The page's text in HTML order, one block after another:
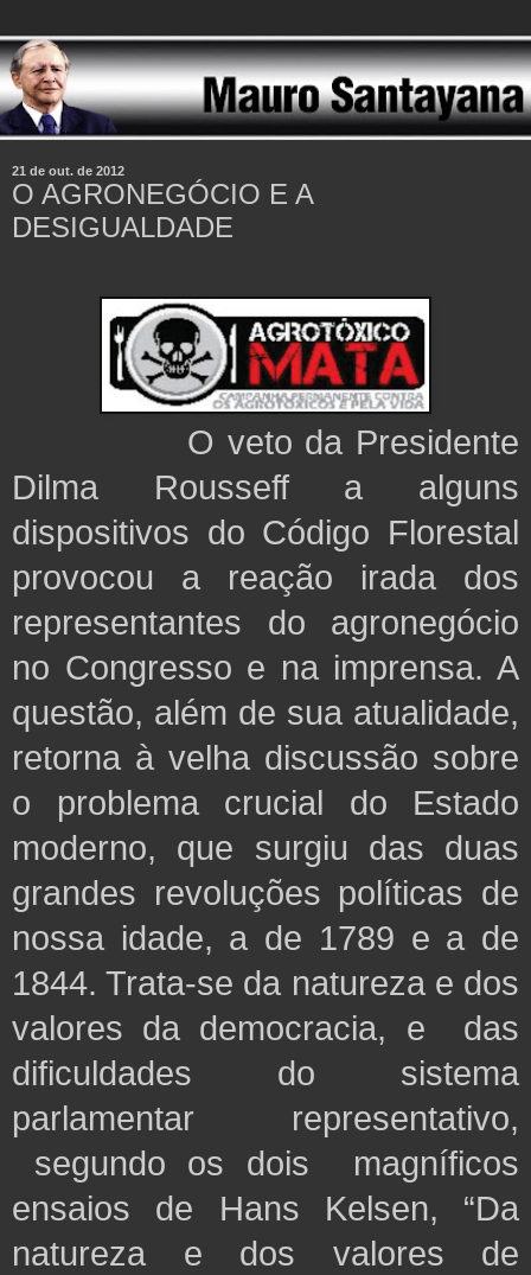
21 de out. de 2012
O AGRONEGÓCIO E A
DESIGUALDADE
O veto da Presidente
Dilma Rousseff a alguns
dispositivos do Código Florestal
provocou a reação irada dos
representantes do agronegócio
no Congresso e na imprensa. A
questão, além de sua atualidade,
retorna à velha discussão sobre
o problema crucial do Estado
moderno, que surgiu das duas
grandes revoluções políticas de
nossa idade, a de 1789 e a de
1844. Trata-se da natureza e dos
valores da democracia, e das
dificuldades do sistema
parlamentar representativo,
segundo os dois magníficos
ensaios de Hans Kelsen, “Da
natureza e dos valores de